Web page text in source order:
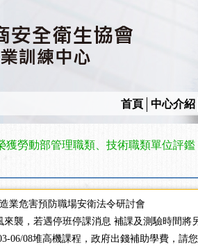
首頁 中心介紹
部管理職類、技術職類單位評鑑【優
來襲，若遇停班停課消息 補課及測驗時間將
程意見蒐集~
百種？專業講師帶您判斷正確性！
來襲，若遇停班停課消息 補課及測驗時間將
07/07停班停課
程看這邊推出囉～～
修自我？課程百百種選擇好困難！快來祐昕學
任」、「隧道等襯砌作業主管」及「潛水作
職能系列課程資訊
業危害預防職場安衛法令研討會
來襲，若遇停班停課消息 補課及測驗時間將
06/08堆高機課程，政府出錢補助學費，請